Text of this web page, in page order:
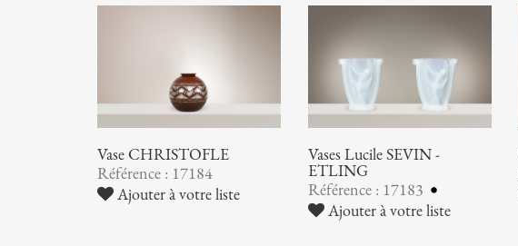
Vase CHRISTOFLE
Référence : 17184
Ajouter à votre liste
Vases Lucile SEVIN -
ETLING
Référence : 17183
Ajouter à votre liste